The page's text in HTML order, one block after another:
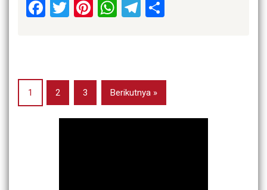
Facebook
Twitter
Pinterest
WhatsApp
Telegram
1 2 3 Berikutnya »